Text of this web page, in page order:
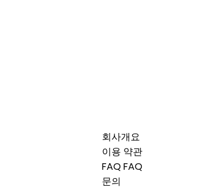
회사개요
이용 약관
FAQ FAQ
문의